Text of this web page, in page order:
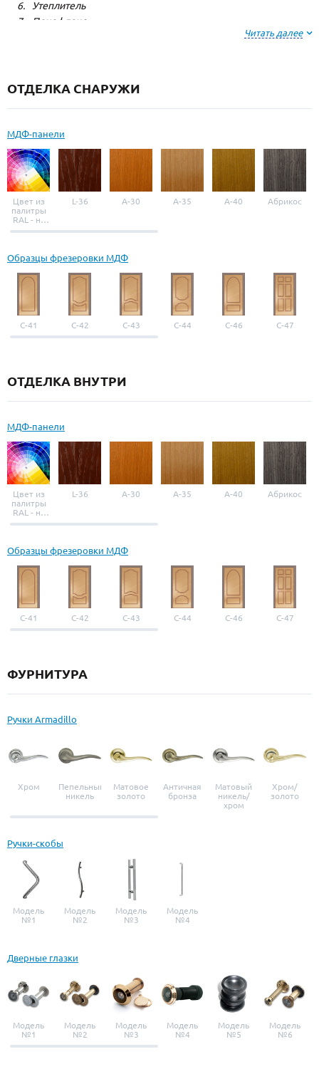
Утеплитель
Пенофлекс
Резиновый уплотнитель
Читать далее
ОТДЕЛКА СНАРУЖИ
МДФ-панели
Цвет из
палитры
RAL - на
выбор
L-36 A-30 A-35 A-40 Абрикос
Образцы фрезеровки МДФ
С-41 С-42 С-43 С-44 С-46 С-47
ОТДЕЛКА ВНУТРИ
МДФ-панели
Цвет из
палитры
RAL - на
выбор
L-36 A-30 A-35 A-40 Абрикос
Образцы фрезеровки МДФ
С-41 С-42 С-43 С-44 С-46 С-47
ФУРНИТУРА
Ручки Armadillo
Хром
Пепельный
никель
Матовое
золото
Античная
бронза
Матовый
никель/
хром
Хром/
золото
Ручки-скобы
Модель
№1
Модель
№2
Модель
№3
Модель
№4
Дверные глазки
Модель
№1
Модель
№2
Модель
№3
Модель
№4
Модель
№5
Модель
№6